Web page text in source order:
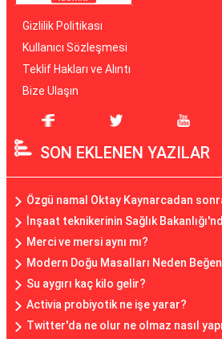
Gizlilik Politikası
Kullanıcı Sözleşmesi
Teklif Hakları ve Alıntı
Bize Ulaşın
SON EKLENEN YAZILAR
Özgü namal Oktay Kaynarcadan
İnşaat teknikerinin Sağlık
Merci ve mersi aynı mı?
Modern Doğu Masalları Neden
Su aygırı kaç kilo gelir?
Activia probiyotik ne işe yarar?
Twitter'da ne olur ne olmaz nasıl